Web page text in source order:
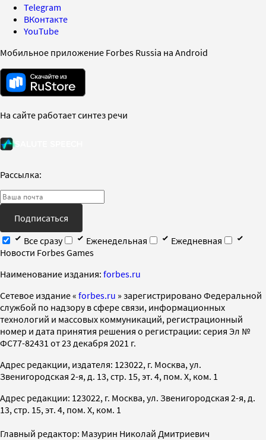
Telegram
ВКонтакте
YouTube
Мобильное приложение Forbes Russia на Android
На сайте работает синтез речи
Рассылка:
Подписаться
Все сразу
Еженедельная
Ежедневная
Новости Forbes Games
Наименование издания: forbes.ru
Cетевое издание « forbes.ru » зарегистрировано Федеральной
службой по надзору в сфере связи, информационных
технологий и массовых коммуникаций, регистрационный
номер и дата принятия решения о регистрации: серия Эл №
ФС77-82431 от 23 декабря 2021 г.
Адрес редакции, издателя: 123022, г. Москва, ул.
Звенигородская 2-я, д. 13, стр. 15, эт. 4, пом. X, ком. 1
Адрес редакции: 123022, г. Москва, ул. Звенигородская 2-я, д.
13, стр. 15, эт. 4, пом. X, ком. 1
Главный редактор: Мазурин Николай Дмитриевич